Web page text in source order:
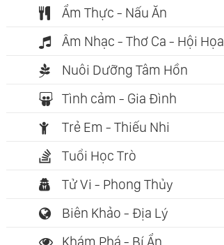
Ẩm Thực - Nấu Ăn
Âm Nhạc - Thơ Ca - Hội Họa
Nuôi Dưỡng Tâm Hồn
Tình cảm - Gia Đình
Trẻ Em - Thiếu Nhi
Tuổi Học Trò
Tử Vi - Phong Thủy
Biên Khảo - Địa Lý
Khám Phá - Bí Ẩn